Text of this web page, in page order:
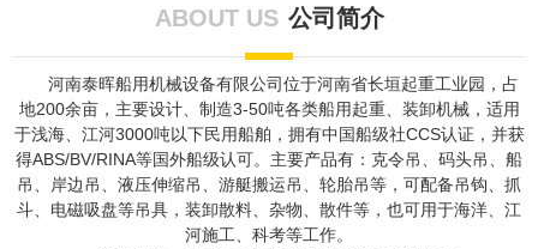
ABOUT US 公司简介
河南泰晖船用机械设备有限公司位于河南省长垣起重工业园，占
地200余亩，主要设计、制造3-50吨各类船用起重、装卸机械，适用
于浅海、江河3000吨以下民用船舶，拥有中国船级社CCS认证，并获
得ABS/BV/RINA等国外船级认可。主要产品有：克令吊、码头吊、船
吊、岸边吊、液压伸缩吊、游艇搬运吊、轮胎吊等，可配备吊钩、抓
斗、电磁吸盘等吊具，装卸散料、杂物、散件等，也可用于海洋、江
河施工、科考等工作。